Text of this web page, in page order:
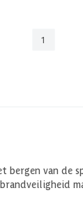
1
bergen van